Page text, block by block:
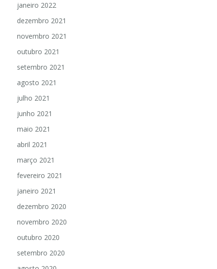
janeiro 2022
dezembro 2021
novembro 2021
outubro 2021
setembro 2021
agosto 2021
julho 2021
junho 2021
maio 2021
abril 2021
março 2021
fevereiro 2021
janeiro 2021
dezembro 2020
novembro 2020
outubro 2020
setembro 2020